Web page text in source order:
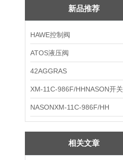
新品推荐
HAWE控制阀
ATOS液压阀
42AGGRAS
XM-11C-986F/HHNASON开关
NASONXM-11C-986F/HH
相关文章